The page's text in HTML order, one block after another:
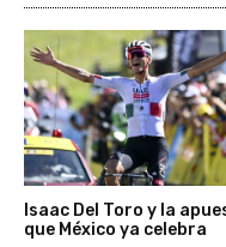
Isaac Del Toro y la
que México ya celebra